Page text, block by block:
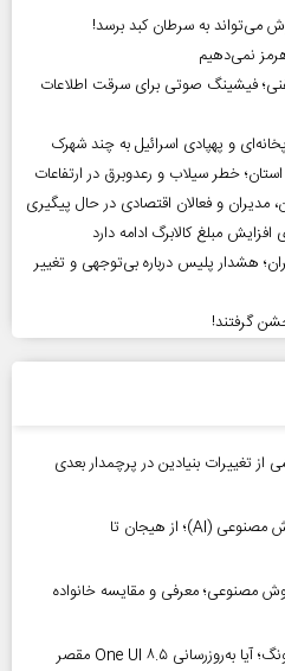
به سرطان کبد برسد!
نمی‌دهیم
فیشینگ صوتی برای سرقت اطلاعات
و پهپادی اسرائیل به چند شهرک
مدیران و فعالان اقتصادی در حال پیگیری
مبلغ کالابرگ ادامه دارد
هشدار پلیس درباره بی‌توجهی و تغییر
گرفتند!
از تغییرات بنیادین در پرچمدار بعدی
رشد خیره‌کننده بازار توکن‌های هوش مصنوعی (AI)؛ از هیجان تا
مصنوعی؛ معرفی و مقایسه خانواده
بحران باتری در گوشی‌های سامسونگ؛ آیا به‌روزرسانی One UI ۸.۵ مقصر